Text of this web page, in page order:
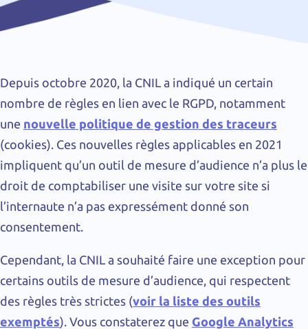
Depuis octobre 2020, la CNIL a indiqué un certain
nombre de règles en lien avec le RGPD, notamment
une nouvelle politique de gestion des traceurs
(cookies). Ces nouvelles règles applicables en 2021
impliquent qu’un outil de mesure d’audience n’a plus le
droit de comptabiliser une visite sur votre site si
l’internaute n’a pas expressément donné son
consentement.
Cependant, la CNIL a souhaité faire une exception pour
certains outils de mesure d’audience, qui respectent
des règles très strictes (voir la liste des outils
exemptés). Vous constaterez que Google Analytics